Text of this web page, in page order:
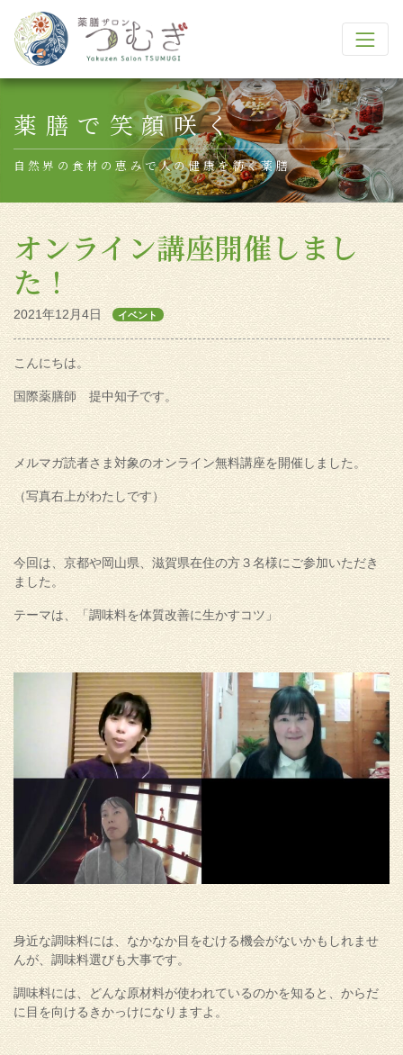
Main Navigation
薬膳で笑顔咲く
自然界の食材の恵みで人の健康を紡ぐ薬膳
オンライン講座開催しまし
た！
2021年12月4日 イベント
こんにちは。
国際薬膳師 提中知子です。
メルマガ読者さま対象のオンライン無料講座を開催しました。
（写真右上がわたしです）
今回は、京都や岡山県、滋賀県在住の方３名様にご参加いただき
ました。
テーマは、「調味料を体質改善に生かすコツ」
身近な調味料には、なかなか目をむける機会がないかもしれませ
んが、調味料選びも大事です。
調味料には、どんな原材料が使われているのかを知ると、からだ
に目を向けるきかっけになりますよ。